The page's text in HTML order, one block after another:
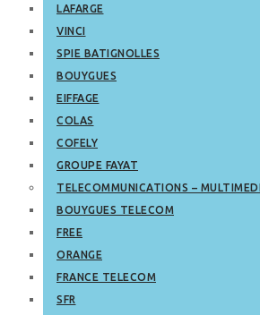
LAFARGE
VINCI
SPIE BATIGNOLLES
BOUYGUES
EIFFAGE
COLAS
COFELY
GROUPE FAYAT
TELECOMMUNICATIONS –
BOUYGUES TELECOM
FREE
ORANGE
FRANCE TELECOM
SFR